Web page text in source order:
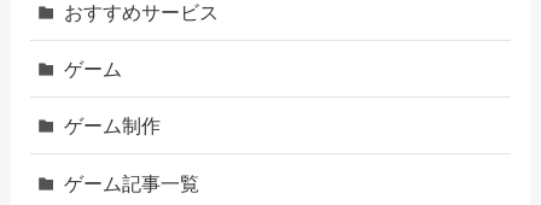
おすすめサービス
ゲーム
ゲーム制作
ゲーム記事一覧